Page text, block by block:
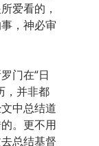
爱看的，
，神必审
门在“日
，并非都
中总结道
。更不用
总结基督